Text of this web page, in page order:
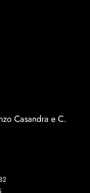
Casandra e C.